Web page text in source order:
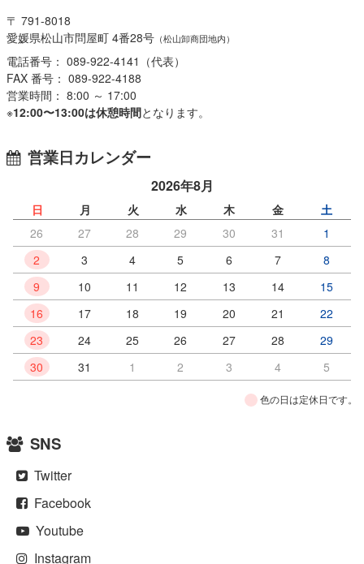
〒 791-8018
愛媛県松山市問屋町 4番28号 （松山卸商団地内）
電話番号： 089-922-4141（代表）
FAX 番号： 089-922-4188
営業時間： 8:00 ～ 17:00
※12:00〜13:00は休憩時間となります。
営業日カレンダー
2026年8月
日 月 火 水 木 金
土
26
27 28 29 30 31
1
2
3 4 5 6 7
8
9
10 11 12 13 14
15
16
17 18 19 20 21
22
23
24 25 26 27 28
29
30
31 1 2 3 4 5
色の日は定休日です。
SNS
Twitter
Facebook
Youtube
Instagram